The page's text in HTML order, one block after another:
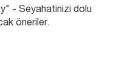
- Seyahatinizi dolu
öneriler.